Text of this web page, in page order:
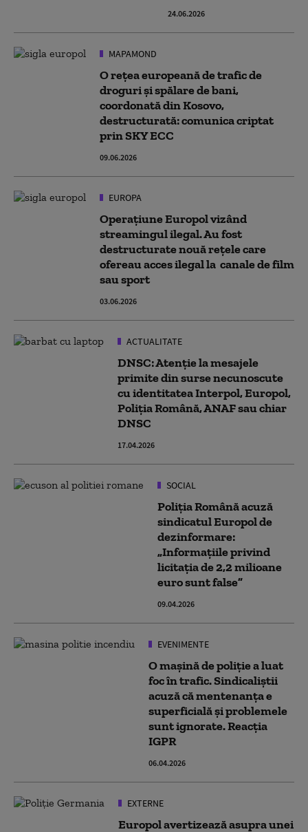
24.06.2026
MAPAMOND
O rețea europeană de trafic de
droguri și spălare de bani,
coordonată din Kosovo,
destructurată: comunica criptat
prin SKY ECC
09.06.2026
EUROPA
Operaţiune Europol vizând
streamingul ilegal. Au fost
destructurate nouă rețele care
ofereau acces ilegal la canale de film
sau sport
03.06.2026
ACTUALITATE
DNSC: Atenţie la mesajele
primite din surse necunoscute
cu identitatea Interpol, Europol,
Poliţia Română, ANAF sau chiar
DNSC
17.04.2026
SOCIAL
Poliția Română acuză
sindicatul Europol de
dezinformare:
„Informațiile privind
licitația de 2,2 milioane
euro sunt false”
09.04.2026
EVENIMENTE
O maşină de poliţie a luat
foc în trafic. Sindicaliștii
acuză că mentenanța e
superficială și problemele
sunt ignorate. Reacția
IGPR
06.04.2026
EXTERNE
Europol avertizează asupra unei